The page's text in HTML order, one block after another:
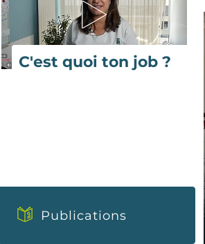
C'est quoi ton job ?
Publications